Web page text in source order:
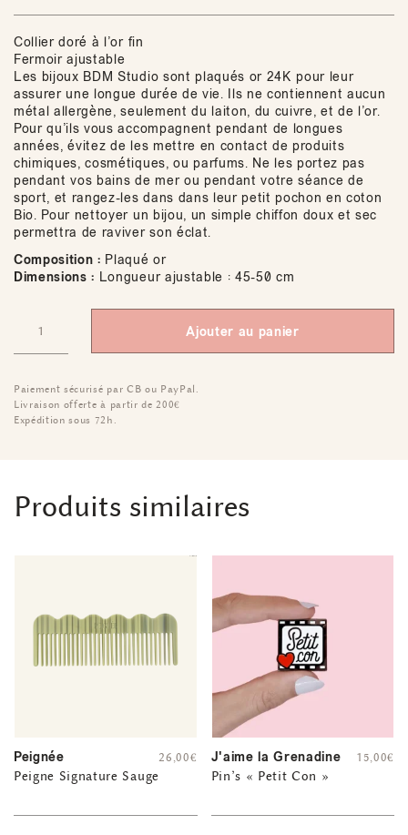
Collier doré à l’or fin
Fermoir ajustable
Les bijoux BDM Studio sont plaqués or 24K pour leur
assurer une longue durée de vie. Ils ne contiennent aucun
métal allergène, seulement du laiton, du cuivre, et de l’or.
Pour qu’ils vous accompagnent pendant de longues
années, évitez de les mettre en contact de produits
chimiques, cosmétiques, ou parfums. Ne les portez pas
pendant vos bains de mer ou pendant votre séance de
sport, et rangez-les dans dans leur petit pochon en coton
Bio. Pour nettoyer un bijou, un simple chiffon doux et sec
permettra de raviver son éclat.
Composition : Plaqué or
Dimensions : Longueur ajustable : 45-50 cm
Ajouter au panier
Paiement sécurisé par CB ou PayPal.
Livraison offerte à partir de 200€
Expédition sous 72h.
Produits similaires
Peignée
Peigne Signature Sauge
26,00€ J'aime la Grenadine
Pin’s « Petit Con »
15,00€